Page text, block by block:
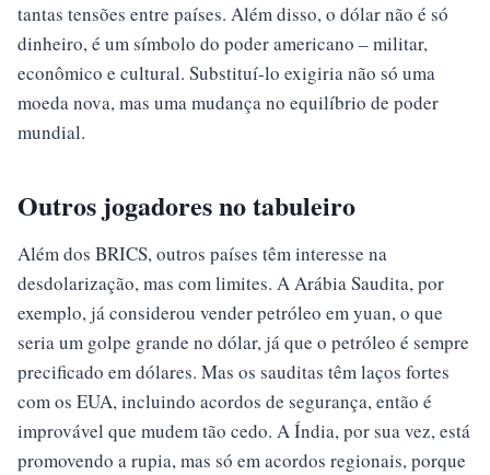
tantas tensões entre países. Além disso, o dólar não é só
dinheiro, é um símbolo do poder americano – militar,
econômico e cultural. Substituí-lo exigiria não só uma
moeda nova, mas uma mudança no equilíbrio de poder
mundial.
Outros jogadores no tabuleiro
Além dos BRICS, outros países têm interesse na
desdolarização, mas com limites. A Arábia Saudita, por
exemplo, já considerou vender petróleo em yuan, o que
seria um golpe grande no dólar, já que o petróleo é sempre
precificado em dólares. Mas os sauditas têm laços fortes
com os EUA, incluindo acordos de segurança, então é
improvável que mudem tão cedo. A Índia, por sua vez, está
promovendo a rupia, mas só em acordos regionais, porque